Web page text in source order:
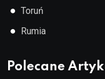
● Toruń
● Rumia
Polecane